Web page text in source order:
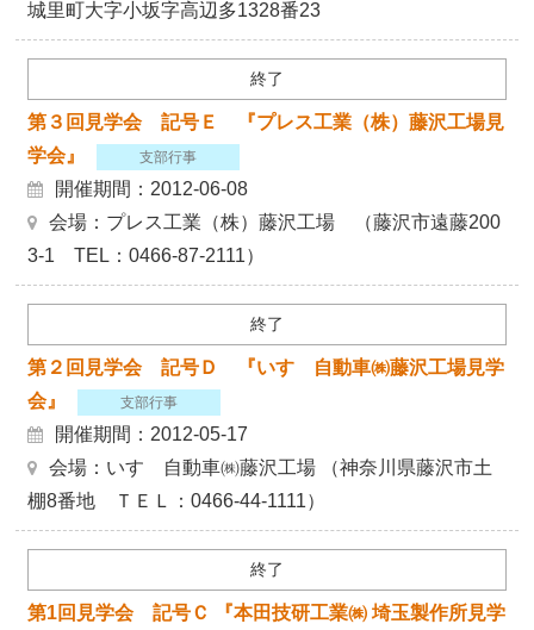
城里町大字小坂字高辺多1328番23
終了
第３回見学会 記号Ｅ 『プレス工業（株）藤沢工場見
学会』
支部行事
開催期間：2012-06-08
会場：プレス工業（株）藤沢工場 （藤沢市遠藤200
3-1 TEL：0466-87-2111）
終了
第２回見学会 記号Ｄ 『いすゞ自動車㈱藤沢工場見学
会』
支部行事
開催期間：2012-05-17
会場：いすゞ自動車㈱藤沢工場 （神奈川県藤沢市土
棚8番地 ＴＥＬ：0466-44-1111）
終了
第1回見学会 記号Ｃ 『本田技研工業㈱ 埼玉製作所見学